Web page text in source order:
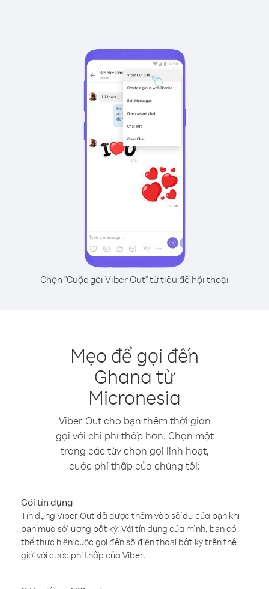
Chọn "Cuộc gọi Viber Out" từ tiêu đề hội thoại
Mẹo để gọi đến
Ghana từ
Micronesia
Viber Out cho bạn thêm thời gian
gọi với chi phí thấp hơn. Chọn một
trong các tùy chọn gọi linh hoạt,
cước phí thấp của chúng tôi:
Gói tín dụng
Tín dụng Viber Out đã được thêm vào số dư của bạn khi
bạn mua số lượng bất kỳ. Với tín dụng của mình, bạn có
thể thực hiện cuộc gọi đến số điện thoại bất kỳ trên thế
giới với cước phí thấp của Viber.